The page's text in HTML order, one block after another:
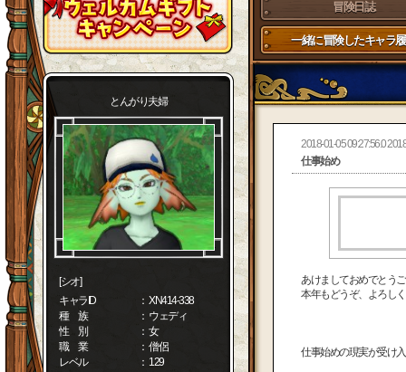
とんがり夫婦
[シオ]
キャラID
： XN414-338
種 族
： ウェディ
性 別
： 女
職 業
： 僧侶
レベル
： 129
冒険日誌
一緒に冒険したキャラ
2018-01-05 09:27:56.0
仕事始め
あけましておめでとう
本年もどうぞ、よろし
仕事始めの現実が受け